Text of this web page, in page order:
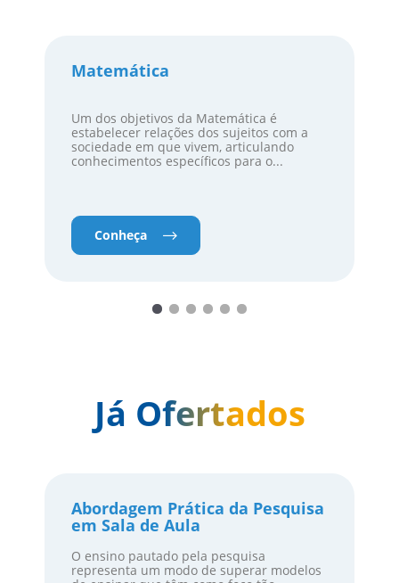
Matemática
Um dos objetivos da Matemática é
estabelecer relações dos sujeitos com a
sociedade em que vivem, articulando
conhecimentos específicos para o...
Conheça
Já Ofertados
Abordagem Prática da Pesquisa
em Sala de Aula
O ensino pautado pela pesquisa
representa um modo de superar modelos